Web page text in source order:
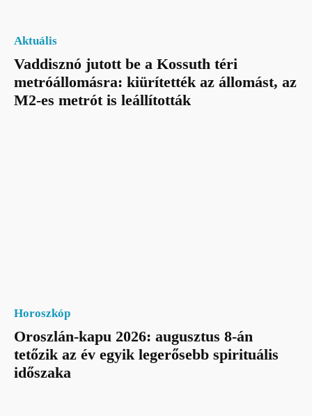
Aktuális
Vaddisznó jutott be a Kossuth téri
metróállomásra: kiürítették az állomást, az
M2-es metrót is leállították
Horoszkóp
Oroszlán-kapu 2026: augusztus 8-án
tetőzik az év egyik legerősebb spirituális
időszaka